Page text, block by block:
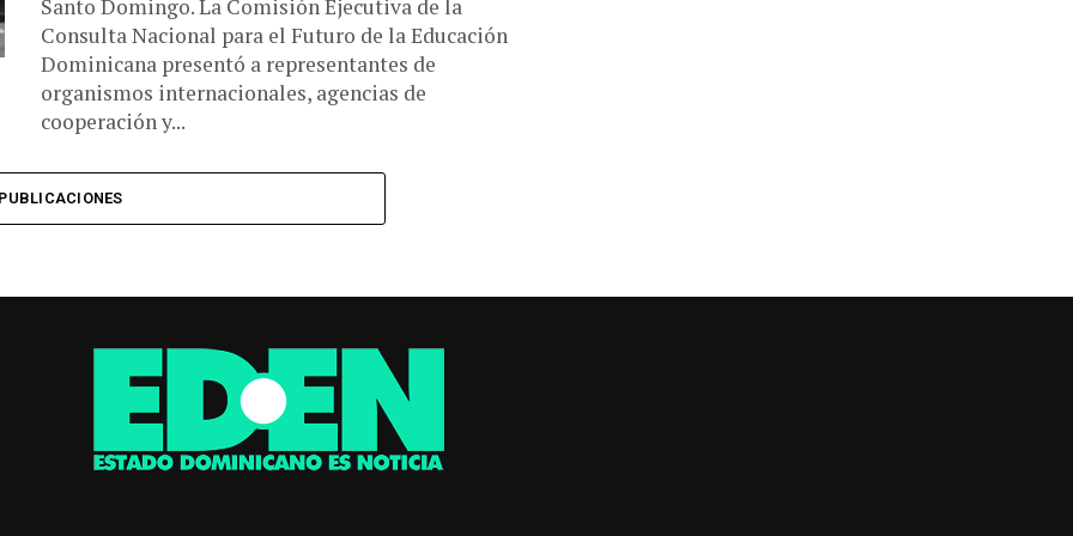
Santo Domingo. La Comisión Ejecutiva de la
Consulta Nacional para el Futuro de la Educación
Dominicana presentó a representantes de
organismos internacionales, agencias de
cooperación y...